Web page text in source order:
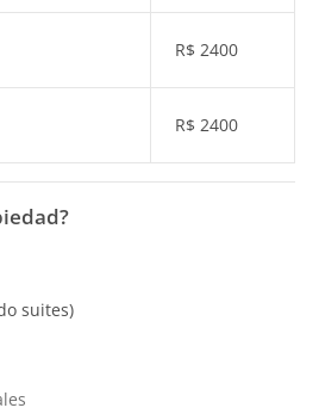
R$ 2400
R$ 2400
suites)